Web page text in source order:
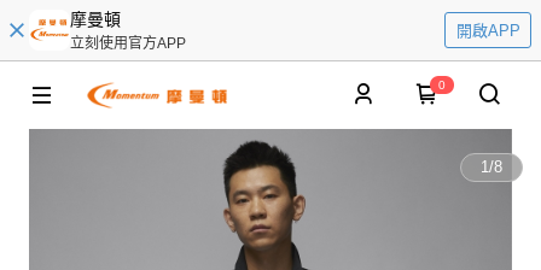
摩曼頓
立刻使用官方APP
開啟APP
0
1/8